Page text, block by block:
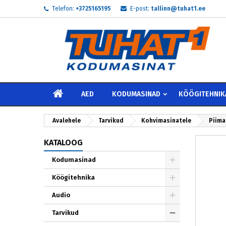
Telefon: +3725165195 E-post: tallinn@tuhat1.ee
AVALEHELE
AED KODUMASINAD
Avalehele Tarvikud Kohvimasinatele
KATALOOG
Kodumasinad
Köögitehnika
Audio
Tarvikud